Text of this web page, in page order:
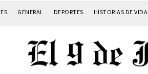
GENERAL DEPORTES HISTORIAS DE VIDA